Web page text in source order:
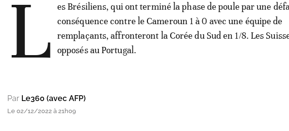
L
es Brésiliens, qui ont terminé la phase de poule par une
conséquence contre le Cameroun 1 à 0 avec une équipe de
remplaçants, affronteront la Corée du Sud en 1/8. Les
opposés au Portugal.
Par Le360 (avec AFP)
Le 02/12/2022 à 21h09